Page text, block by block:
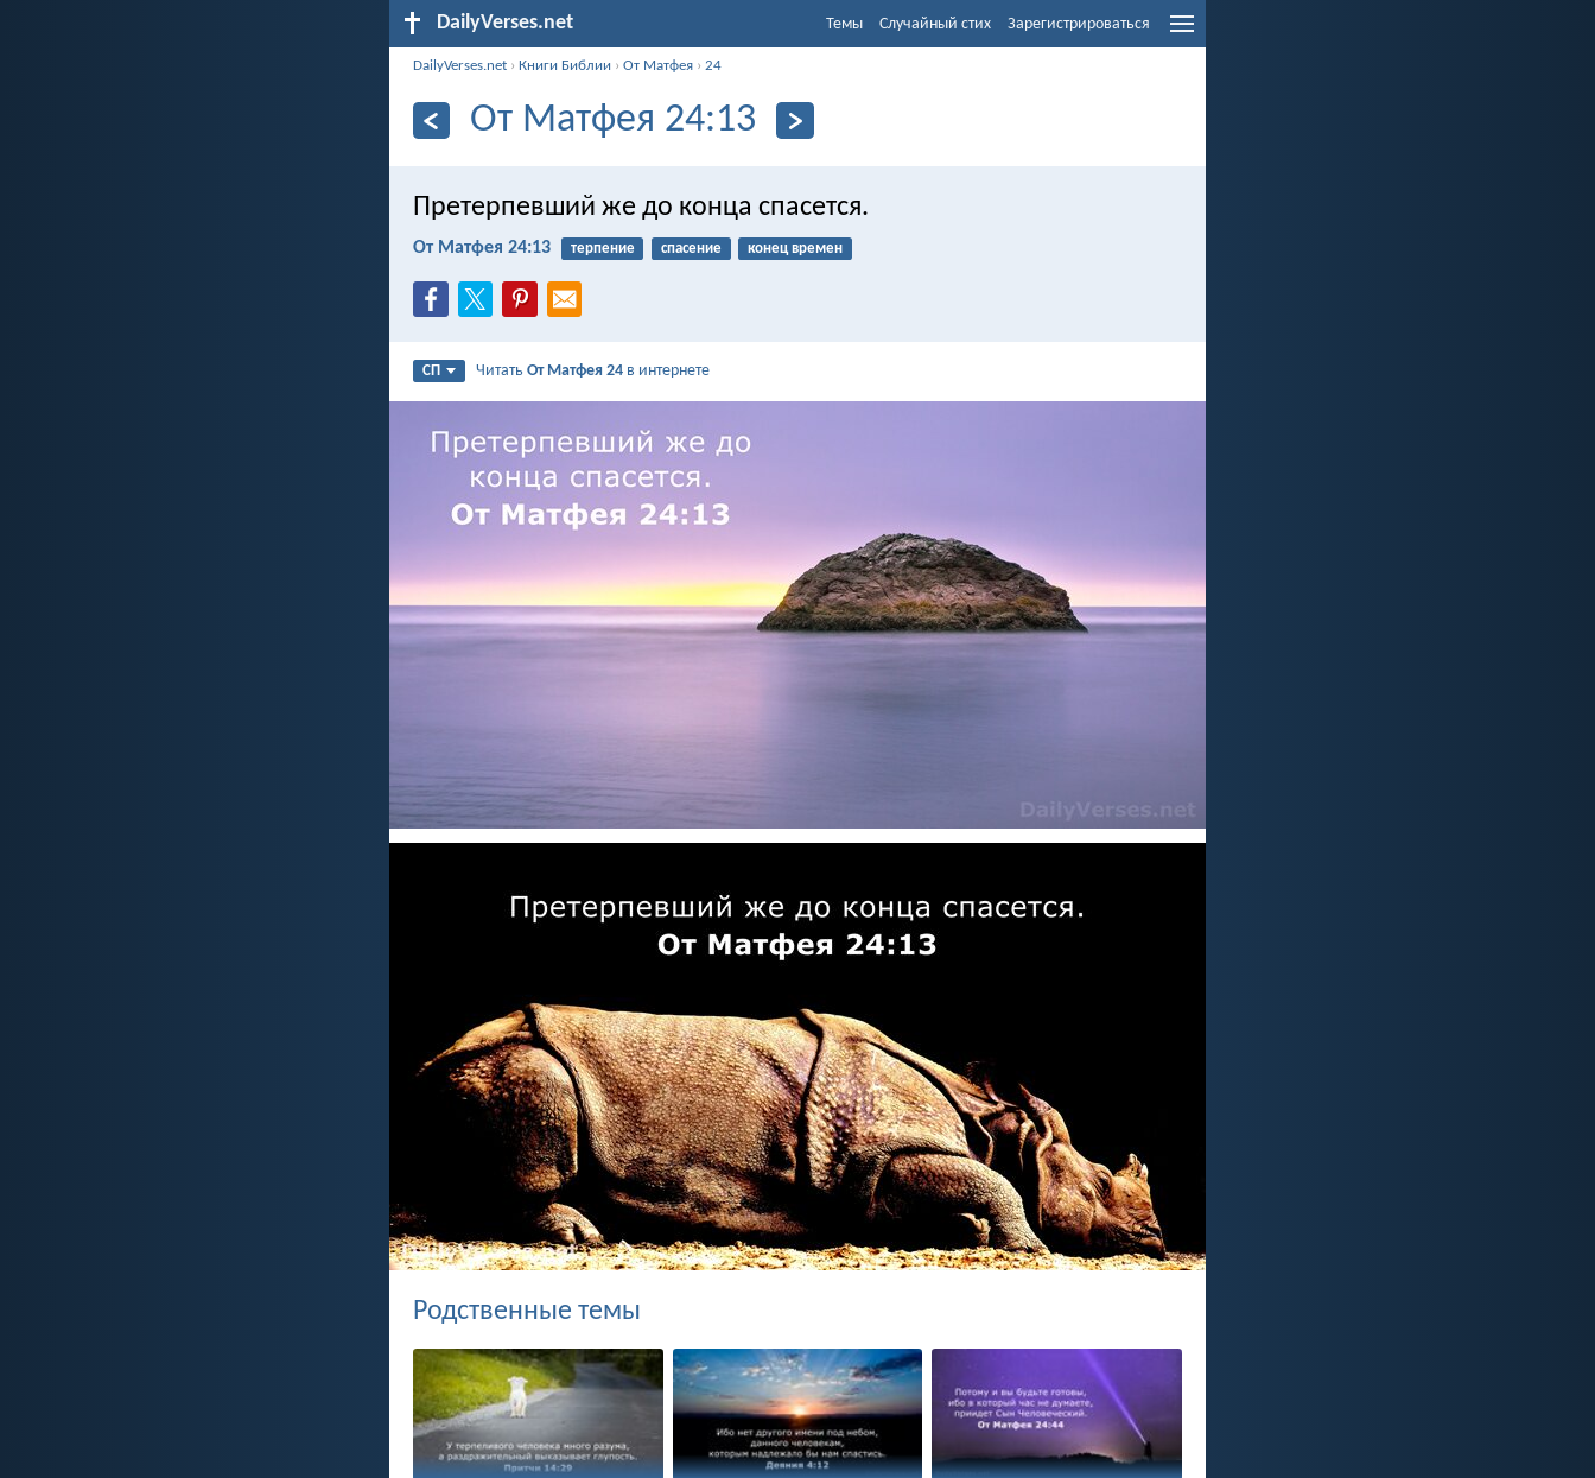
DailyVerses.net Темы Случайный стих Зарегистрироваться
DailyVerses.net ›Книги Библии ›От Матфея ›24
От Матфея 24:13
Претерпевший же до конца спасется.
От Матфея 24:13 терпение спасение конец времен
СП ЧитатьОт Матфея 24 в интернете
Родственные темы